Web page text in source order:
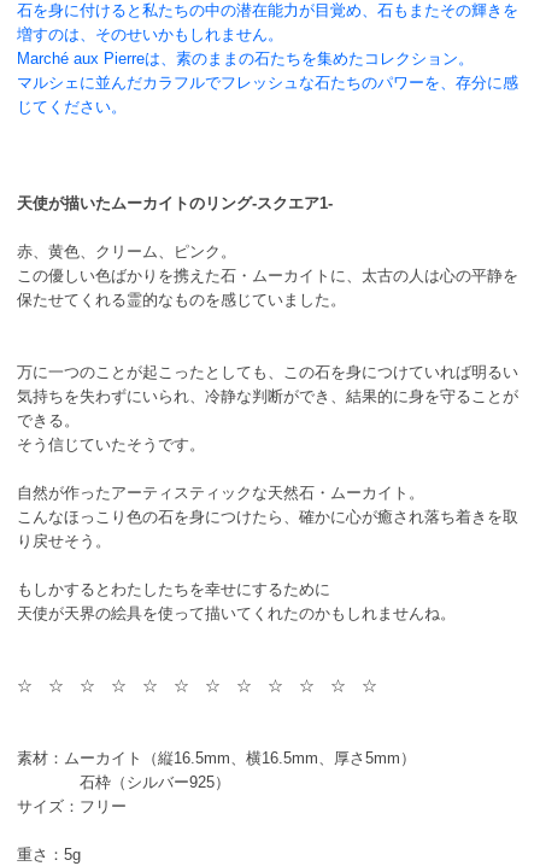
石を身に付けると私たちの中の潜在能力が目覚め、石もまたその輝きを
増すのは、そのせいかもしれません。
Marché aux Pierreは、素のままの石たちを集めたコレクション。
マルシェに並んだカラフルでフレッシュな石たちのパワーを、存分に感
じてください。
天使が描いたムーカイトのリング-スクエア1-
赤、黄色、クリーム、ピンク。
この優しい色ばかりを携えた石・ムーカイトに、太古の人は心の平静を
保たせてくれる霊的なものを感じていました。
万に一つのことが起こったとしても、この石を身につけていれば明るい
気持ちを失わずにいられ、冷静な判断ができ、結果的に身を守ることが
できる。
そう信じていたそうです。
自然が作ったアーティスティックな天然石・ムーカイト。
こんなほっこり色の石を身につけたら、確かに心が癒され落ち着きを取
り戻せそう。
もしかするとわたしたちを幸せにするために
天使が天界の絵具を使って描いてくれたのかもしれませんね。
☆ ☆ ☆ ☆ ☆ ☆ ☆ ☆ ☆ ☆ ☆ ☆
素材：ムーカイト（縦16.5mm、横16.5mm、厚さ5mm）
石枠（シルバー925）
サイズ：フリー
重さ：5g